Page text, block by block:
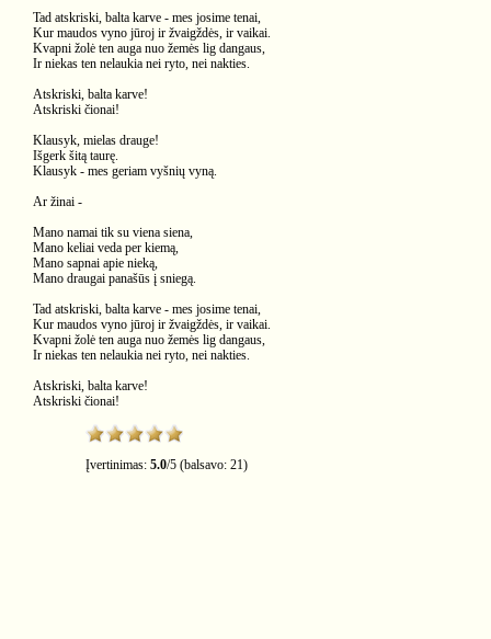
Tad atskriski, balta karve - mes josime tenai,
Kur maudos vyno jūroj ir žvaigždės, ir vaikai.
Kvapni žolė ten auga nuo žemės lig dangaus,
Ir niekas ten nelaukia nei ryto, nei nakties.
Atskriski, balta karve!
Atskriski čionai!
Klausyk, mielas drauge!
Išgerk šitą taurę.
Klausyk - mes geriam vyšnių vyną.
Ar žinai -
Mano namai tik su viena siena,
Mano keliai veda per kiemą,
Mano sapnai apie nieką,
Mano draugai panašūs į sniegą.
Tad atskriski, balta karve - mes josime tenai,
Kur maudos vyno jūroj ir žvaigždės, ir vaikai.
Kvapni žolė ten auga nuo žemės lig dangaus,
Ir niekas ten nelaukia nei ryto, nei nakties.
Atskriski, balta karve!
Atskriski čionai!
Įvertinimas: 5.0/5 (balsavo: 21)